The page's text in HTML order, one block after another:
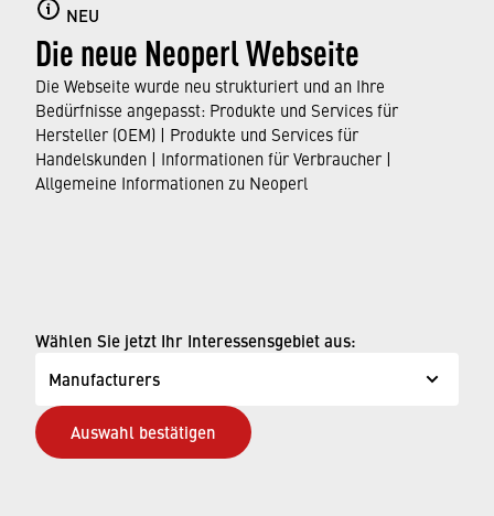
NEU
Die neue Neoperl Webseite
Die Webseite wurde neu strukturiert und an Ihre
Bedürfnisse angepasst: Produkte und Services für
Hersteller (OEM) | Produkte und Services für
Handelskunden | Informationen für Verbraucher |
Allgemeine Informationen zu Neoperl
Wählen Sie jetzt Ihr Interessensgebiet aus:
Manufacturers
Auswahl bestätigen
developing efficient technologies and
resource-saving production processes to the
use of our water savers in faucets around the
world.
FIND OUT MORE
Impressum
Datenschutzseite